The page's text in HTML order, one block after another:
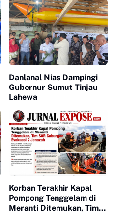
Danlanal Nias Dampingi
Gubernur Sumut Tinjau
Lahewa
Korban Terakhir Kapal
Pompong Tenggelam di
Meranti Ditemukan, Tim